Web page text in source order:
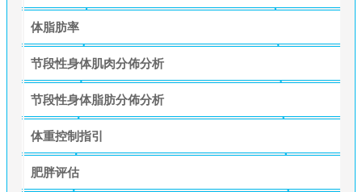
体脂肪率
节段性身体肌肉分佈分析
节段性身体脂肪分佈分析
体重控制指引
肥胖评估